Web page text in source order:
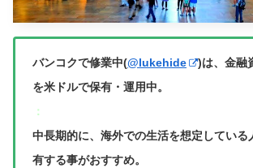
バンコクで修業中(@lukehide
)は、金融
を米ドルで保有・運用中。
：
中長期的に、海外での生活を想定している
有する事がおすすめ。